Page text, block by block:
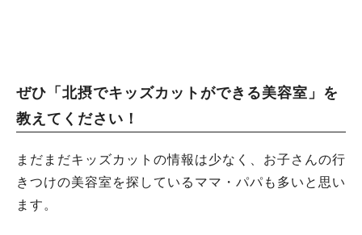
ぜひ「北摂でキッズカットができる美容室」を
教えてください！
まだまだキッズカットの情報は少なく、お子さんの行
きつけの美容室を探しているママ・パパも多いと思い
ます。